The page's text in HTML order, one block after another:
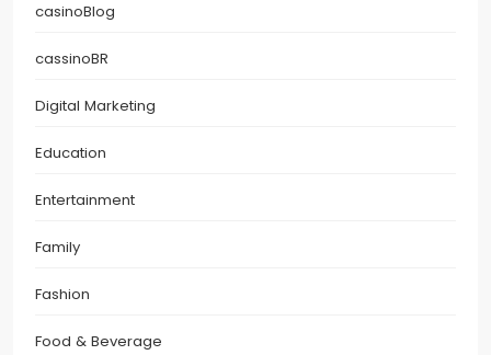
casinoBlog
cassinoBR
Digital Marketing
Education
Entertainment
Family
Fashion
Food & Beverage